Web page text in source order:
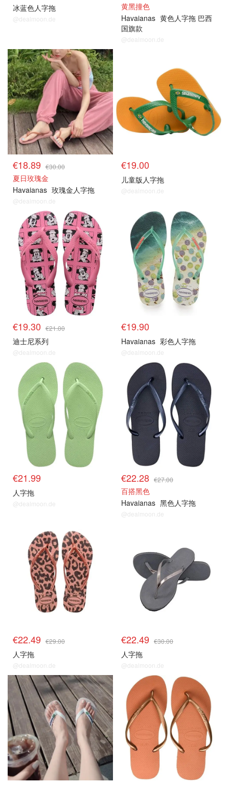
冰蓝色人字拖
@dealmoon.de
黄黑撞色
Havaianas 黄色人字拖 巴西
国旗款
@dealmoon.de
€18.89 €30.00
夏日玫瑰金
Havaianas 玫瑰金人字拖
@dealmoon.de
€19.00
儿童版人字拖
@dealmoon.de
€19.30 €21.00
迪士尼系列
@dealmoon.de
€19.90
Havaianas 彩色人字拖
@dealmoon.de
€21.99
人字拖
@dealmoon.de
€22.28 €27.00
百搭黑色
Havaianas 黑色人字拖
@dealmoon.de
€22.49 €29.00
人字拖
@dealmoon.de
€22.49 €30.00
人字拖
@dealmoon.de